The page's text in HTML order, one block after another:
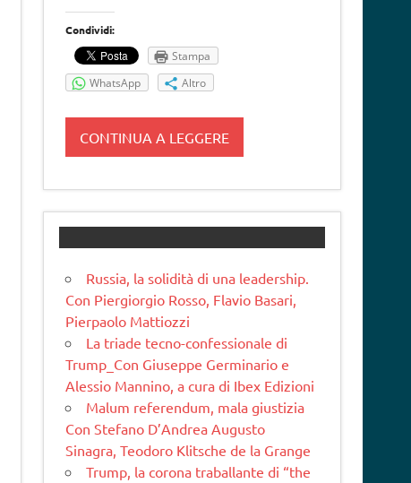
Condividi:
Stampa
WhatsApp
Altro
CONTINUA A LEGGERE
Russia, la solidità di una leadership.
Con Piergiorgio Rosso, Flavio Basari,
Pierpaolo Mattiozzi
La triade tecno-confessionale di
Trump_Con Giuseppe Germinario e
Alessio Mannino, a cura di Ibex Edizioni
Malum referendum, mala giustizia
Con Stefano D’Andrea Augusto
Sinagra, Teodoro Klitsche de la Grange
Trump, la corona traballante di “the